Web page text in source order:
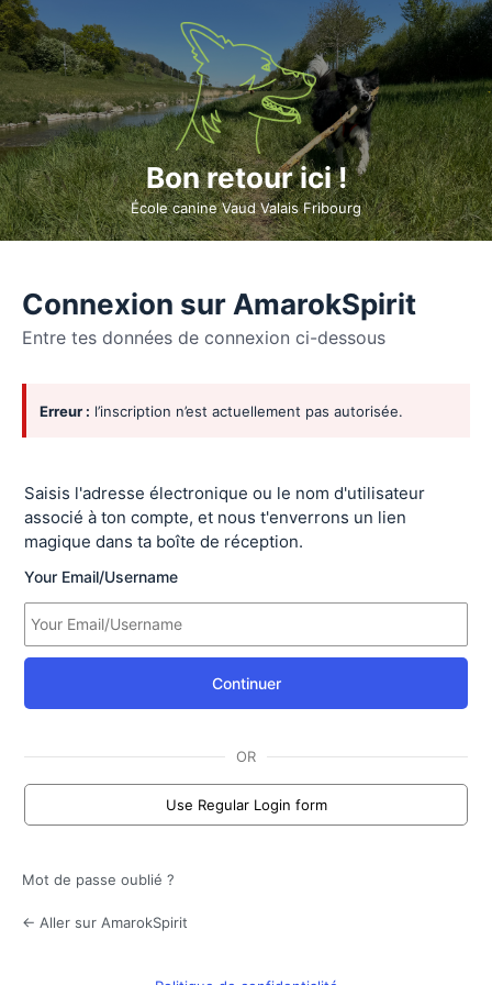
Connexion sur AmarokSpirit
Entre tes données de connexion ci-dessous
Se
connecter
Erreur : l’inscription n’est actuellement pas autorisée.
Saisis l'adresse électronique ou le nom d'utilisateur
associé à ton compte, et nous t'enverrons un lien
magique dans ta boîte de réception.
Your Email/Username
Continuer
OR
Use Regular Login form
Mot de passe oublié ?
← Aller sur AmarokSpirit
Bon retour ici !
École canine Vaud Valais Fribourg